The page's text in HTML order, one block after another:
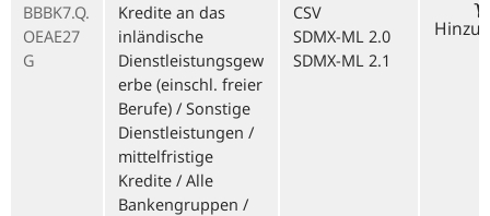
BBBK7.Q.
OEAE27
G
Kredite an das
inländische
Dienstleistungsgew
erbe (einschl. freier
Berufe) / Sonstige
Dienstleistungen /
mittelfristige
Kredite / Alle
Bankengruppen /
CSV
SDMX-ML 2.0
SDMX-ML 2.1